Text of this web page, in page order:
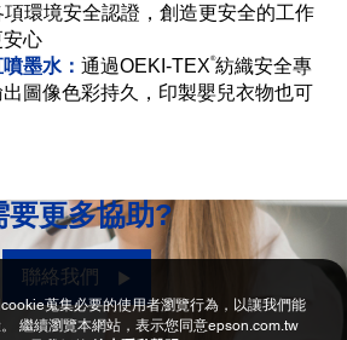
環境安全認證，創造更安全的工作
心
墨水： 通過OEKI-TEX®紡織安全專
圖像色彩持久，印製嬰兒衣物也可
要更多協助?
聯絡我們
蒐集必要的使用者瀏覽行為，以讓我們能
繼續瀏覽本網站，表示您同意epson.com.tw